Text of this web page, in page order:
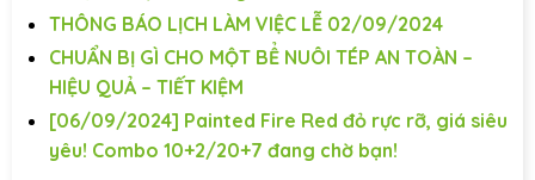
THÔNG BÁO LỊCH LÀM VIỆC LỄ 02/09/2024
CHUẨN BỊ GÌ CHO MỘT BỂ NUÔI TÉP AN TOÀN –
HIỆU QUẢ – TIẾT KIỆM
[06/09/2024] Painted Fire Red đỏ rực rỡ, giá siêu
yêu! Combo 10+2/20+7 đang chờ bạn!